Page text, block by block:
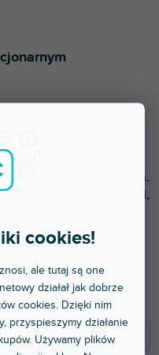
cookies!
ale tutaj są one
działał jak dobrze
cookies. Dzięki nim
przyspieszymy działanie
Używamy plików
DJ i akcesoria.
wyściółka z pianki,